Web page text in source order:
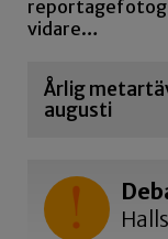
vidare…
Årlig
augusti